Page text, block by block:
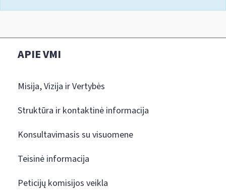
APIE VMI
Misija, Vizija ir Vertybės
Struktūra ir kontaktinė informacija
Konsultavimasis su visuomene
Teisinė informacija
Peticijų komisijos veikla